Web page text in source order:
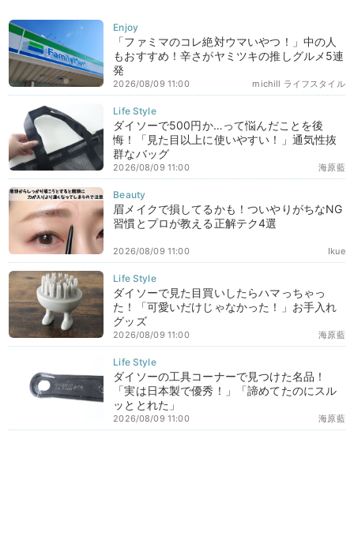
「ファミマのコレ絶対ウマいやつ！」中の人
もおすすめ！辛さがヤミツキの推しグルメ5連
発
michill ライフスタイル
2026/08/09 11:00
ダイソーで500円か…って悩んだことを後
悔！「見た目以上に使いやすい！」通気性抜
群なバッグ
海原藍
2026/08/09 11:00
眉メイクで損してるかも！ついやりがちなNG
習慣とプロが教える正解テク4選
Ikue
2026/08/09 11:00
ダイソーで見た目買いしたらハマっちゃっ
た！「可愛いだけじゃなかった！」お手入れ
グッズ
海原藍
2026/08/09 11:00
ダイソーの工具コーナーで見つけた名品！
「実は日本製で優秀！」「諦めてたのにスル
ッととれた」
海原藍
2026/08/09 11:00